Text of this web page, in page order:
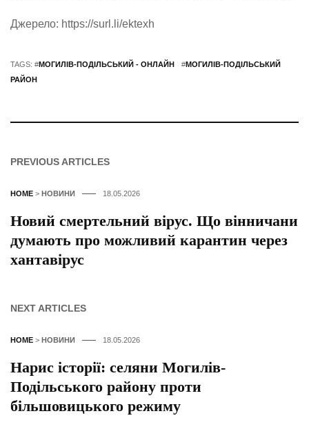
Джерело: https://surl.li/ektexh
TAGS: #МОГИЛІВ-ПОДІЛЬСЬКИЙ - ОНЛАЙН #МОГИЛІВ-ПОДІЛЬСЬКИЙ
РАЙОН
PREVIOUS ARTICLES
HOME > НОВИНИ 18.05.2026
Новий смертельний вірус. Що вінничани
думають про можливий карантин через
хантавірус
NEXT ARTICLES
HOME > НОВИНИ 18.05.2026
Нарис історії: селяни Могилів-
Подільського району проти
більшовицького режиму